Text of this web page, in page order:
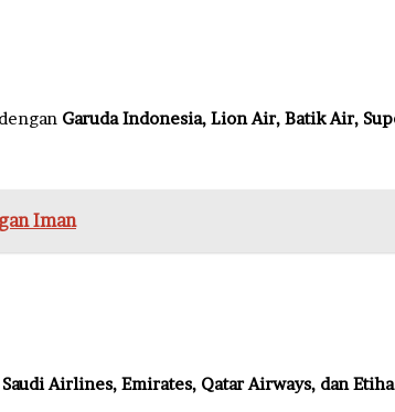
Garuda Indonesia, Lion Air, Batik Air,
Iman
Airlines, Emirates, Qatar Airways, dan